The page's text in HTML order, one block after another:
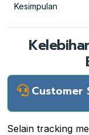
Kesimpulan
Customer
Selain tracking